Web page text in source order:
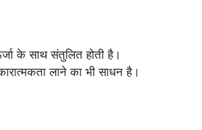
के साथ संतुलित होती है।
लाने का भी साधन है।